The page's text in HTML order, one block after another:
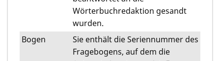
Wörterbuchredaktion gesandt
wurden.
Bogen
Sie enthält die Seriennummer des
Fragebogens, auf dem die